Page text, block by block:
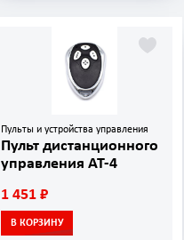
Пульты и устройства управления
Пульт дистанционного
управления AT-4
1 451 ₽
В КОРЗИНУ